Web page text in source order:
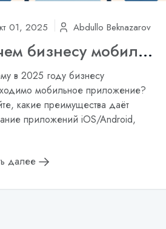
01, 2025 Abdullo Beknazarov
Зачем бизнесу мобильное приложение в 2025 году
в 2025 году бизнесу
мобильное приложение?
какие преимущества даёт
приложений iOS/Android,
далее